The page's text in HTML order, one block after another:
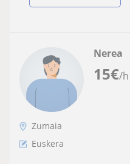
15€/h
Nerea
Zumaia
Euskera